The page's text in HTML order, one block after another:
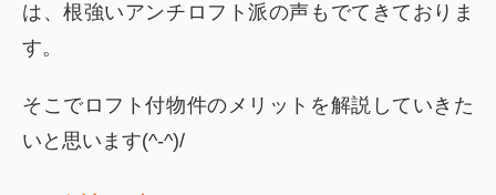
は、根強いアンチロフト派の声もでてきておりま
す。
そこでロフト付物件のメリットを解説していきた
いと思います(^-^)/